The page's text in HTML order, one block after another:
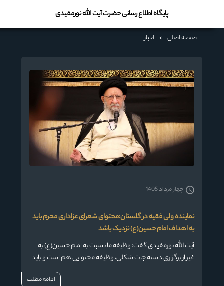
پایگاه اطلاع رسانی حضرت آیت الله نورمفیدی
صفحه اصلی > اخبار
نماینده ولی فقیه در گلستان:محتوای شعرای عزاداری محرم باید
به اهداف امام حسین(ع) نزدیک باشد
آیت الله نورمفیدی گفت: وظیفه ما نسبت به امام حسین(ع) به
غیر از برگزاری دسته جات شکلی، وظیفه محتوایی هم است و باید
متن شعرهایی که خوانده می شود به لحاظ محتوایی به اهداف
چهار مرداد 1405
ادامه مطلب